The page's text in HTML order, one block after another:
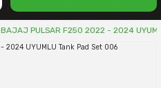
BAJAJ PULSAR F250 2022 - 2024